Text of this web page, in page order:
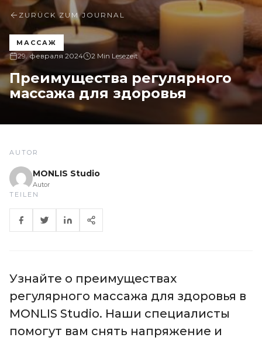
ZURÜCK ZUM JOURNAL
МАССАЖ
29. февраля 2024 2 Min Lesezeit
Преимущества регулярного
массажа для здоровья
AUTOR
MONLIS Studio
Autor
TEILEN
Узнайте о преимуществах
регулярного массажа для здоровья в
MONLIS Studio. Наши специалисты
помогут вам снять напряжение и